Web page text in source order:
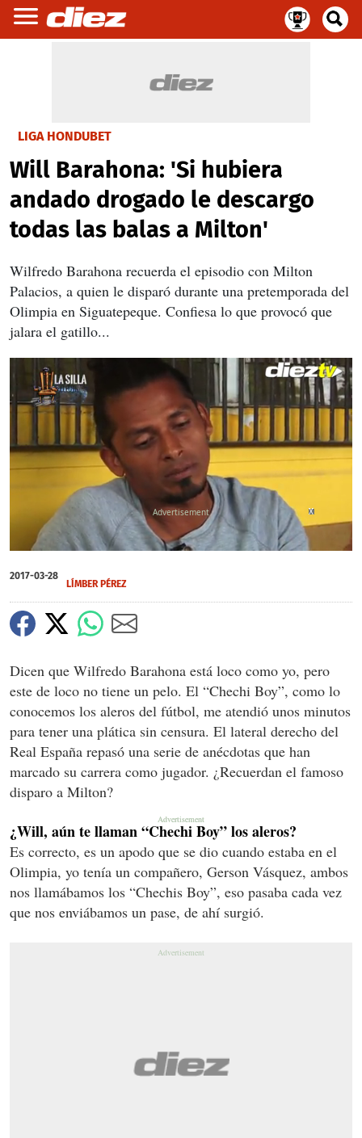
LIGA HONDUBET
Will Barahona: 'Si hubiera
andado drogado le descargo
todas las balas a Milton'
Wilfredo Barahona recuerda el episodio con Milton
Palacios, a quien le disparó durante una pretemporada del
Olimpia en Siguatepeque. Confiesa lo que provocó que
jalara el gatillo...
of
5
seconds
X
X
X
2017-03-28
LÍMBER PÉREZ
Dicen que Wilfredo Barahona está loco como yo, pero
este de loco no tiene un pelo. El “Chechi Boy”, como lo
conocemos los aleros del fútbol, me atendió unos minutos
para tener una plática sin censura. El lateral derecho del
Real España repasó una serie de anécdotas que han
marcado su carrera como jugador. ¿Recuerdan el famoso
disparo a Milton?
¿Will, aún te llaman “Chechi Boy” los aleros?
Es correcto, es un apodo que se dio cuando estaba en el
Olimpia, yo tenía un compañero, Gerson Vásquez, ambos
nos llamábamos los “Chechis Boy”, eso pasaba cada vez
que nos enviábamos un pase, de ahí surgió.